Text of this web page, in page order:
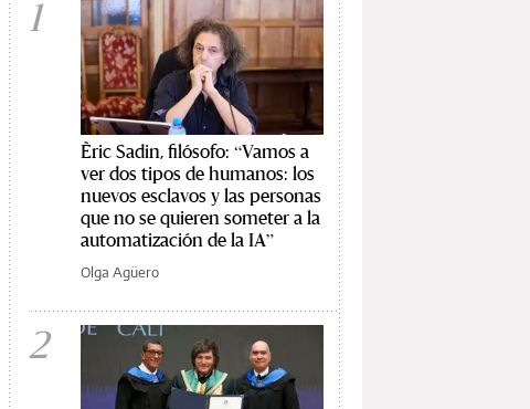
1
Èric Sadin, filósofo: “Vamos a
ver dos tipos de humanos: los
nuevos esclavos y las personas
que no se quieren someter a la
automatización de la IA”
Olga Agüero
2